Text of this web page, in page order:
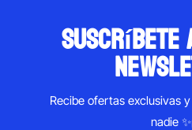
suscríbete
Recibe ofertas exclusivas
nadie